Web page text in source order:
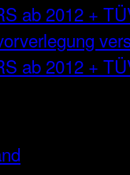
ab 2012 +